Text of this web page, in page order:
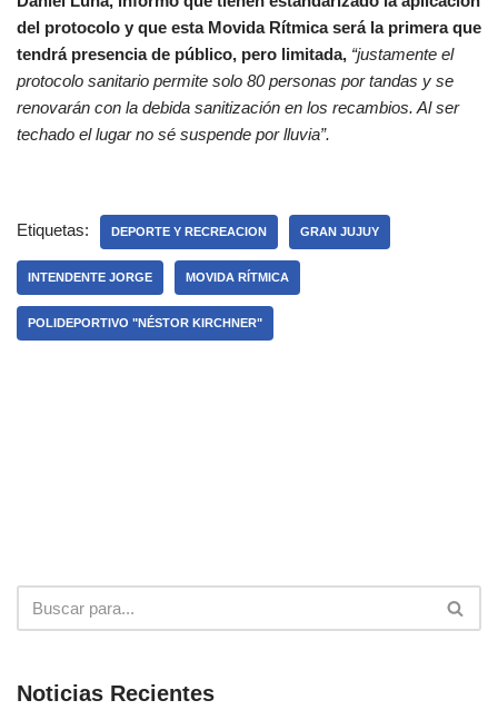
del protocolo y que esta Movida Rítmica será la primera que
tendrá presencia de público, pero limitada, “justamente el
protocolo sanitario permite solo 80 personas por tandas y se
renovarán con la debida sanitización en los recambios. Al ser
techado el lugar no sé suspende por lluvia”.
Etiquetas: DEPORTE Y RECREACION GRAN JUJUY
INTENDENTE JORGE MOVIDA RÍTMICA
POLIDEPORTIVO "NÉSTOR KIRCHNER"
Noticias Recientes